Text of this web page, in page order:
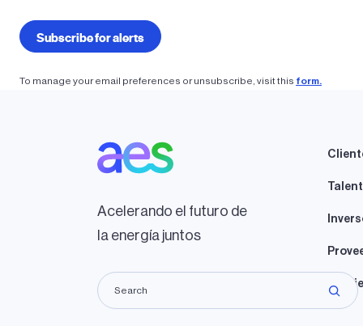
To manage your email preferences or unsubscribe, visit this form.
Acelerando el futuro de
la energía juntos